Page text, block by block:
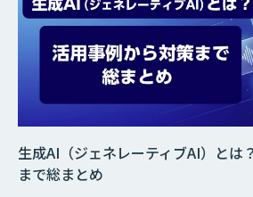
生成AI（ジェネレーティブAI）とは
まで総まとめ